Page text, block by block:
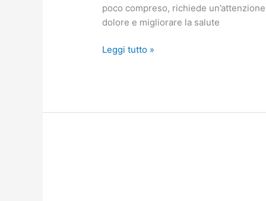
poco compreso, richiede
dolore e migliorare la salute
Leggi tutto »